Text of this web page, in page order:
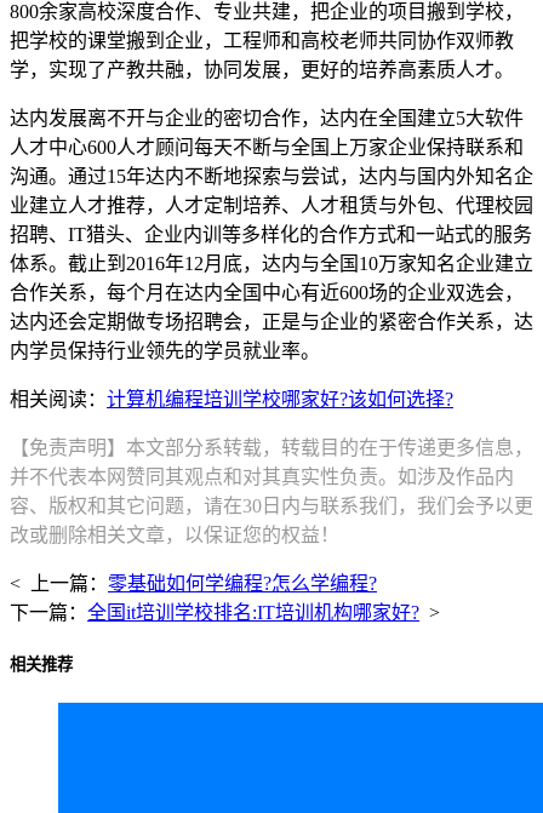
800余家高校深度合作、专业共建，把企业的项目搬到学校，
把学校的课堂搬到企业，工程师和高校老师共同协作双师教
学，实现了产教共融，协同发展，更好的培养高素质人才。
达内发展离不开与企业的密切合作，达内在全国建立5大软件
人才中心600人才顾问每天不断与全国上万家企业保持联系和
沟通。通过15年达内不断地探索与尝试，达内与国内外知名企
业建立人才推荐，人才定制培养、人才租赁与外包、代理校园
招聘、IT猎头、企业内训等多样化的合作方式和一站式的服务
体系。截止到2016年12月底，达内与全国10万家知名企业建立
合作关系，每个月在达内全国中心有近600场的企业双选会，
达内还会定期做专场招聘会，正是与企业的紧密合作关系，达
内学员保持行业领先的学员就业率。
相关阅读： 计算机编程培训学校哪家好?该如何选择?
【免责声明】本文部分系转载，转载目的在于传递更多信息，
并不代表本网赞同其观点和对其真实性负责。如涉及作品内
容、版权和其它问题，请在30日内与联系我们，我们会予以更
改或删除相关文章，以保证您的权益！
< 上一篇： 零基础如何学编程?怎么学编程?
下一篇： 全国it培训学校排名:IT培训机构哪家好? >
相关推荐